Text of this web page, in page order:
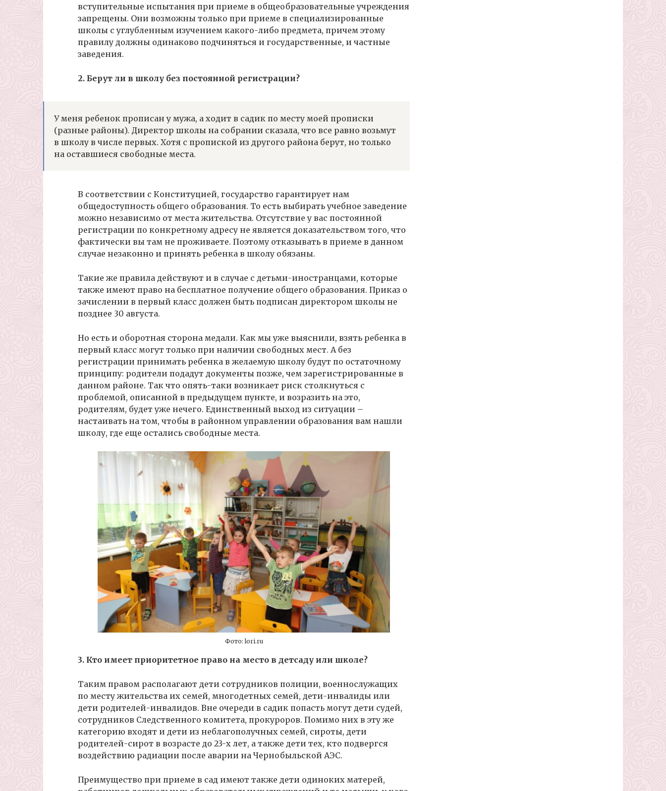
вступительные испытания при приеме в общеобразовательные учреждения
запрещены. Они возможны только при приеме в специализированные
школы с углубленным изучением какого-либо предмета, причем этому
правилу должны одинаково подчиняться и государственные, и частные
заведения.
2. Берут ли в школу без постоянной регистрации?
У меня ребенок прописан у мужа, а ходит в садик по месту моей прописки
(разные районы). Директор школы на собрании сказала, что все равно возьмут
в школу в числе первых. Хотя с пропиской из другого района берут, но только
на оставшиеся свободные места.
В соответствии с Конституцией, государство гарантирует нам
общедоступность общего образования. То есть выбирать учебное заведение
можно независимо от места жительства. Отсутствие у вас постоянной
регистрации по конкретному адресу не является доказательством того, что
фактически вы там не проживаете. Поэтому отказывать в приеме в данном
случае незаконно и принять ребенка в школу обязаны.
Такие же правила действуют и в случае с детьми-иностранцами, которые
также имеют право на бесплатное получение общего образования. Приказ о
зачислении в первый класс должен быть подписан директором школы не
позднее 30 августа.
Но есть и оборотная сторона медали. Как мы уже выяснили, взять ребенка в
первый класс могут только при наличии свободных мест. А без
регистрации принимать ребенка в желаемую школу будут по остаточному
принципу: родители подадут документы позже, чем зарегистрированные в
данном районе. Так что опять-таки возникает риск столкнуться с
проблемой, описанной в предыдущем пункте, и возразить на это,
родителям, будет уже нечего. Единственный выход из ситуации –
настаивать на том, чтобы в районном управлении образования вам нашли
школу, где еще остались свободные места.
Фото: lori.ru
3. Кто имеет приоритетное право на место в детсаду или школе?
Таким правом располагают дети сотрудников полиции, военнослужащих
по месту жительства их семей, многодетных семей, дети-инвалиды или
дети родителей-инвалидов. Вне очереди в садик попасть могут дети судей,
сотрудников Следственного комитета, прокуроров. Помимо них в эту же
категорию входят и дети из неблагополучных семей, сироты, дети
родителей-сирот в возрасте до 23-х лет, а также дети тех, кто подвергся
воздействию радиации после аварии на Чернобыльской АЭС.
Преимущество при приеме в сад имеют также дети одиноких матерей,